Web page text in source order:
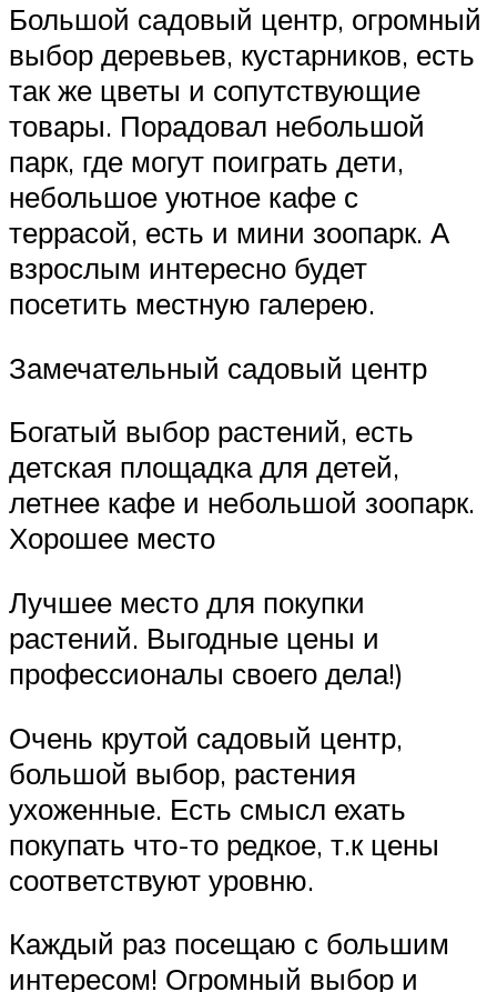
Большой садовый центр, огромный
выбор деревьев, кустарников, есть
так же цветы и сопутствующие
товары. Порадовал небольшой
парк, где могут поиграть дети,
небольшое уютное кафе с
террасой, есть и мини зоопарк. А
взрослым интересно будет
посетить местную галерею.
Замечательный садовый центр
Богатый выбор растений, есть
детская площадка для детей,
летнее кафе и небольшой зоопарк.
Хорошее место
Лучшее место для покупки
растений. Выгодные цены и
профессионалы своего дела!)
Очень крутой садовый центр,
большой выбор, растения
ухоженные. Есть смысл ехать
покупать что-то редкое, т.к цены
соответствуют уровню.
Каждый раз посещаю с большим
интересом! Огромный выбор и